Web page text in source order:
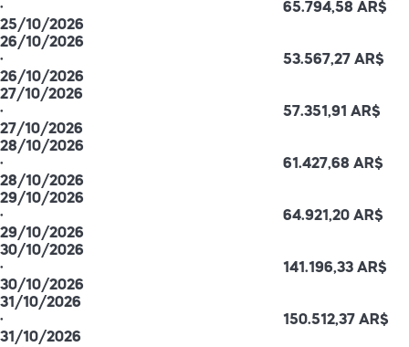
·
25/10/2026
65.794,58 AR$
26/10/2026
·
26/10/2026
53.567,27 AR$
27/10/2026
·
27/10/2026
57.351,91 AR$
28/10/2026
·
28/10/2026
61.427,68 AR$
29/10/2026
·
29/10/2026
64.921,20 AR$
30/10/2026
·
30/10/2026
141.196,33 AR$
31/10/2026
·
31/10/2026
150.512,37 AR$